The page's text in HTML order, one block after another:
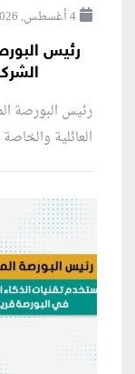
4 أغسطس, 2026
رئيس
رئيس البورصة
العائلية